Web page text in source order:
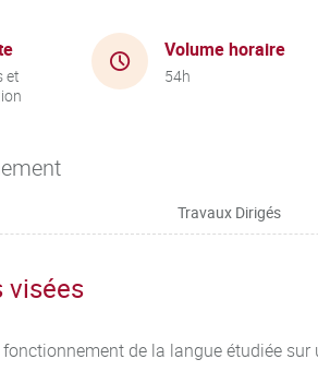
et
Volume horaire
54h
Travaux Dirigés
visées
fonctionnement de la langue étudiée